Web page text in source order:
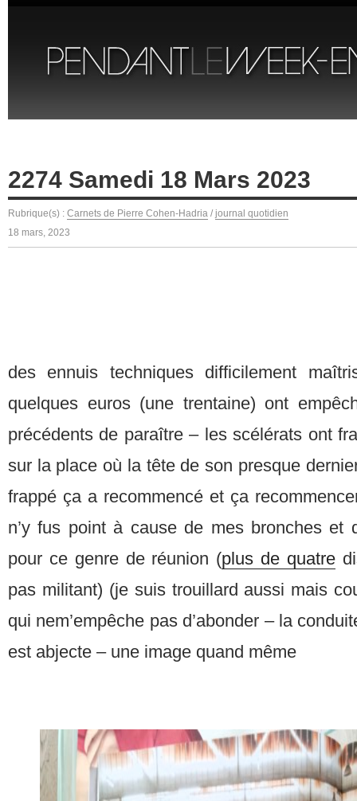
2274 Samedi 18 Mars 2023
Rubrique(s) : Carnets de Pierre Cohen-Hadria / journal quotidien
18 mars, 2023
des ennuis techniques difficilement
quelques euros (une trentaine) ont
précédents de paraître – les scélérats ont
sur la place où la tête de son presque
frappé ça a recommencé et ça
n’y fus point à cause de mes bronches et
pour ce genre de réunion (plus de quatre
pas militant) (je suis trouillard aussi mais
qui nem’empêche pas d’abonder – la
est abjecte – une image quand même